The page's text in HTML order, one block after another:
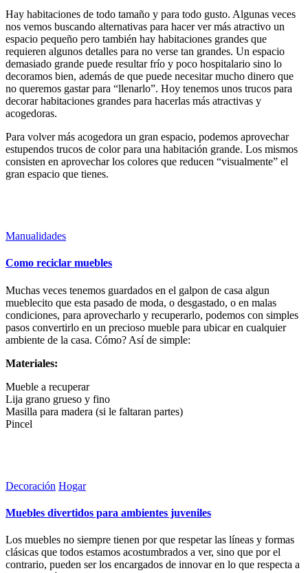
Hay habitaciones de todo tamaño y para todo gusto. Algunas veces
nos vemos buscando alternativas para hacer ver más atractivo un
espacio pequeño pero también hay habitaciones grandes que
requieren algunos detalles para no verse tan grandes. Un espacio
demasiado grande puede resultar frío y poco hospitalario sino lo
decoramos bien, además de que puede necesitar mucho dinero que
no queremos gastar para “llenarlo”. Hoy tenemos unos trucos para
decorar habitaciones grandes para hacerlas más atractivas y
acogedoras.
Para volver más acogedora un gran espacio, podemos aprovechar
estupendos trucos de color para una habitación grande. Los mismos
consisten en aprovechar los colores que reducen “visualmente” el
gran espacio que tienes.
Publicada
Manualidades
Como reciclar muebles
Muchas veces tenemos guardados en el galpon de casa algun
mueblecito que esta pasado de moda, o desgastado, o en malas
condiciones, para aprovecharlo y recuperarlo, podemos con simples
pasos convertirlo en un precioso mueble para ubicar en cualquier
ambiente de la casa. Cómo? Así de simple:
Materiales:
Mueble a recuperar
Lija grano grueso y fino
Masilla para madera (si le faltaran partes)
Pincel
Publicada
Decoración Hogar
Muebles divertidos para ambientes juveniles
Los muebles no siempre tienen por que respetar las líneas y formas
clásicas que todos estamos acostumbrados a ver, sino que por el
contrario, pueden ser los encargados de innovar en lo que respecta a